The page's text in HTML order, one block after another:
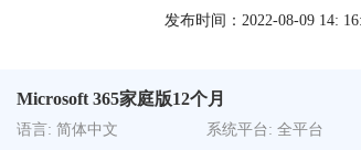
发布时间：2022-08-09 14:
Microsoft 365家庭版12个月
语言: 简体中文
系统平台: 全平台